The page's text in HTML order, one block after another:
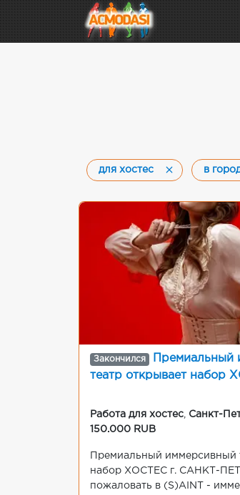
для хостес в
Закончился
Премиальный
театр открывает набор
Работа для хостес Санкт-
150.000 RUB
Премиальный иммерсивный
набор ХОСТЕС г. САНКТ-
пожаловать в (S)AINT -